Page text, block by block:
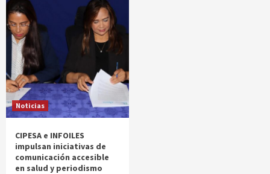
Noticias
CIPESA e INFOILES
impulsan iniciativas de
comunicación accesible
en salud y periodismo